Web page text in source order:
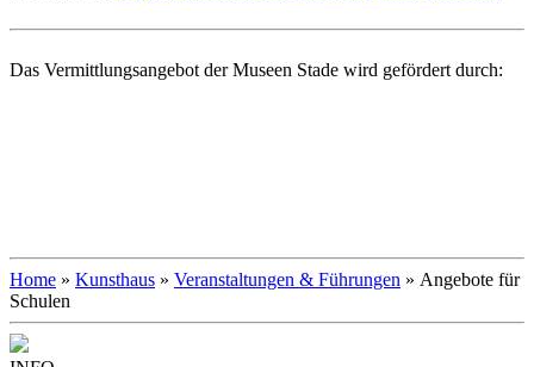
Das Vermittlungsangebot der Museen Stade wird gefördert durch:
Home » Kunsthaus » Veranstaltungen & Führungen » Angebote für
Schulen